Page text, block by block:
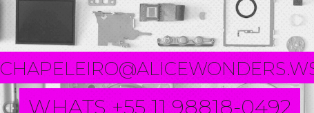
WHATS +55 11 98818-0492